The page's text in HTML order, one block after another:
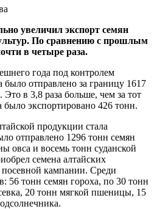
увеличил экспорт семян
По сравнению с прошлым
в четыре раза.
года под контролем
было отправлено за границу 1617
Это в 3,8 раза больше, чем за тот
было экспортировано 426 тонн.
продукции стала
отправлено 1296 тонн семян
овса и восемь тонн суданской
семена алтайских
посевной кампании. Среди
56 тонн семян гороха, по 30 тонн
20 тонн мягкой пшеницы, 15